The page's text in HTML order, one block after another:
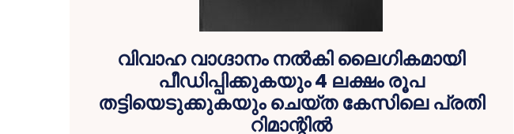
വിവാഹ വാഗ്ദാനം നൽകി ലൈഗികമായി
പീഡിപ്പിക്കുകയും 4 ലക്ഷം രൂപ
തട്ടിയെടുക്കുകയും ചെയ്ത കേസിലെ പ്രതി
റിമാന്റിൽ